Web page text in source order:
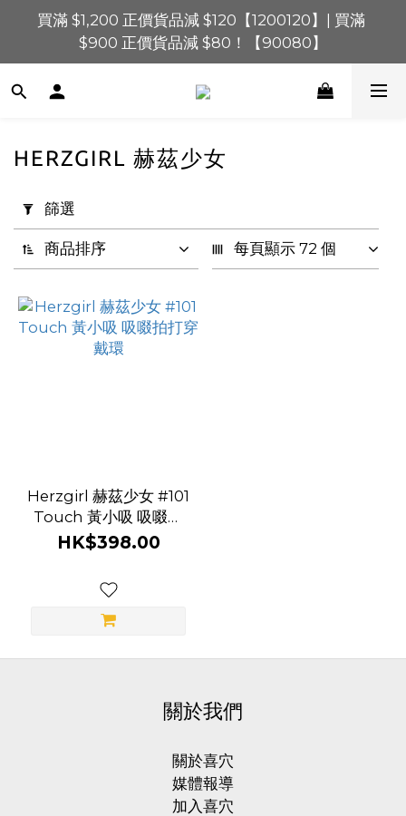
買滿 $1,200 正價貨品減 $120【1200120】| 買滿
$900 正價貨品減 $80！【90080】
買滿 $1,200 正價貨品減 $120【1200120】| 買滿
$900 正價貨品減 $80！【90080】
買滿 $600 正價貨品減 $40【60040】| 買滿 $400 正
📢 系統維護通知 – SHOPLINE Payments FPS將於
2026 年 8 月 9 日（日）凌晨 01:00 至 11:00 暫停交易
買滿 $1,200 正價貨品減 $120【1200120】| 買滿
$900 正價貨品減 $80！【90080】
篩
(0/20)
價格
(HK$)
牌
Herzgirl
HERZGIRL 赫茲少女
篩選
商品排序 每頁顯示 72 個
Herzgirl 赫茲少女 #101
Touch 黃小吸 吸啜拍
打穿戴環
HK$398.00
關於我們
關於喜穴
媒體報導
加入喜穴